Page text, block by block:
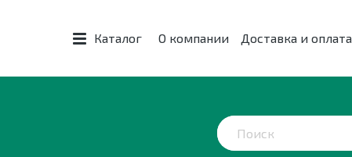
Каталог О компании Доставка и оплата